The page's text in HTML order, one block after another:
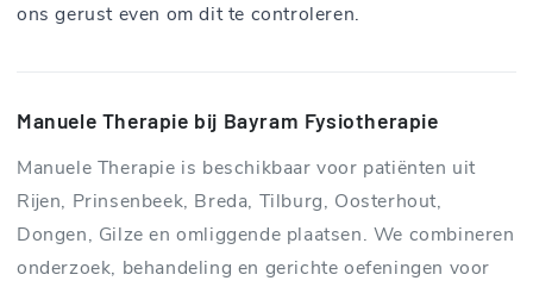
ons gerust even om dit te controleren.
Manuele Therapie bij Bayram Fysiotherapie
Manuele Therapie is beschikbaar voor patiënten uit
Rijen, Prinsenbeek, Breda, Tilburg, Oosterhout,
Dongen, Gilze en omliggende plaatsen. We combineren
onderzoek, behandeling en gerichte oefeningen voor